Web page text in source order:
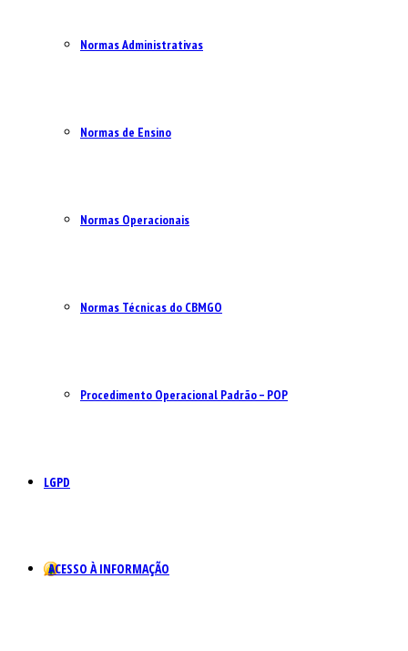
Normas Administrativas
Normas de Ensino
Normas Operacionais
Normas Técnicas do CBMGO
Procedimento Operacional Padrão – POP
LGPD
ACESSO À INFORMAÇÃO